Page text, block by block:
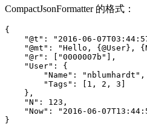
CompactJsonFormatter 的格式：
{
"@t": "2016-06-
"@mt": "Hello, {@User},
    "@r": ["0000007b"],
    "User": {
        "Name": "nblumhardt",
        "Tags": [1, 2, 3]
    },
    "N": 123,
"Now": "2016-06-
}